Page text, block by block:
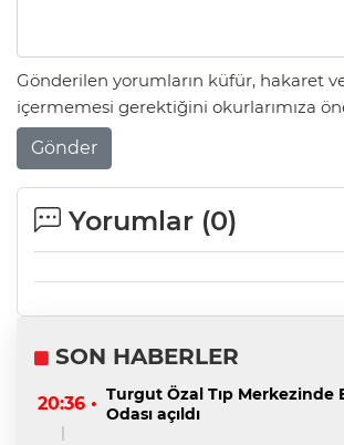
Gönderilen yorumların küfür, hakaret
içermemesi gerektiğini okurlarımıza
Gönder
Yorumlar (0)
SON HABERLER
20:36 • Turgut Özal Tıp Merkezinde
Odası açıldı